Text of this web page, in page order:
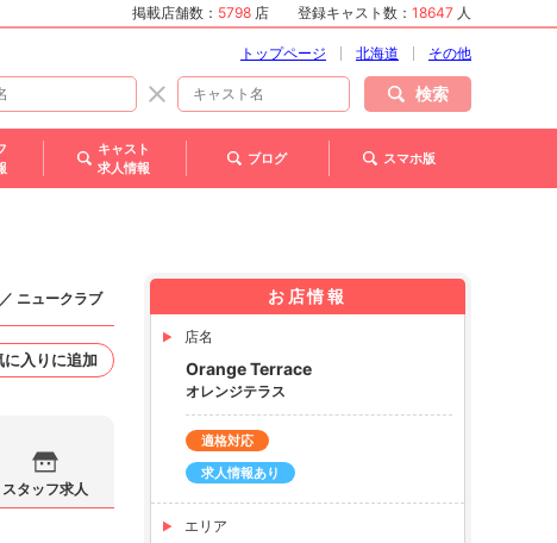
掲載店舗数： 5798 店 登録キャスト数： 18647 人
トップページ 北海道 その他
検索
キャスト
求人情報
ブログ スマホ版
ニュークラブ
入りに追加
スタッフ求人
お店情報
店名
Orange Terrace
オレンジテラス
適格対応
求人情報あり
エリア